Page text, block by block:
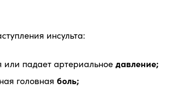
инсульта:
или падает артериальное давление;
головная боль;